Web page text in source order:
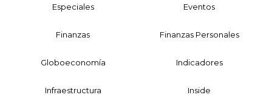
Especiales Eventos
Finanzas Finanzas Personales
Globoeconomía Indicadores
Infraestructura Inside